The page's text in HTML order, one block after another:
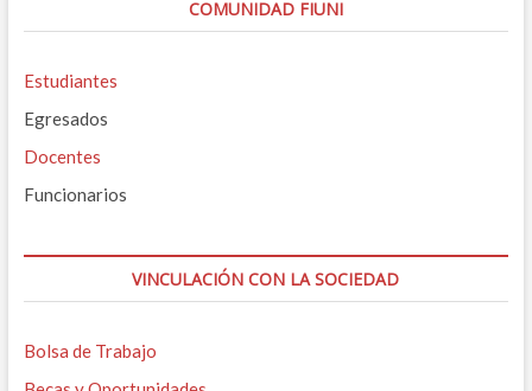
COMUNIDAD FIUNI
Estudiantes
Egresados
Docentes
Funcionarios
VINCULACIÓN CON LA SOCIEDAD
Bolsa de Trabajo